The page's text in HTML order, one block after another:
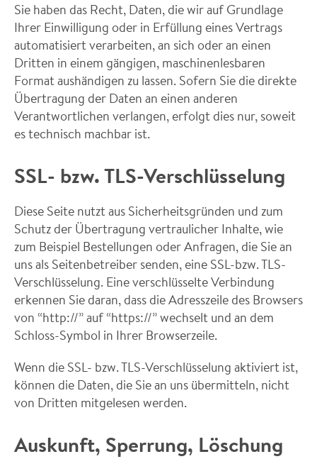
Sie haben das Recht, Daten, die wir auf Grundlage
Ihrer Einwilligung oder in Erfüllung eines Vertrags
automatisiert verarbeiten, an sich oder an einen
Dritten in einem gängigen, maschinenlesbaren
Format aushändigen zu lassen. Sofern Sie die direkte
Übertragung der Daten an einen anderen
Verantwortlichen verlangen, erfolgt dies nur, soweit
es technisch machbar ist.
SSL- bzw. TLS-Verschlüsselung
Diese Seite nutzt aus Sicherheitsgründen und zum
Schutz der Übertragung vertraulicher Inhalte, wie
zum Beispiel Bestellungen oder Anfragen, die Sie an
uns als Seitenbetreiber senden, eine SSL-bzw. TLS-
Verschlüsselung. Eine verschlüsselte Verbindung
erkennen Sie daran, dass die Adresszeile des Browsers
von “http://” auf “https://” wechselt und an dem
Schloss-Symbol in Ihrer Browserzeile.
Wenn die SSL- bzw. TLS-Verschlüsselung aktiviert ist,
können die Daten, die Sie an uns übermitteln, nicht
von Dritten mitgelesen werden.
Auskunft, Sperrung, Löschung